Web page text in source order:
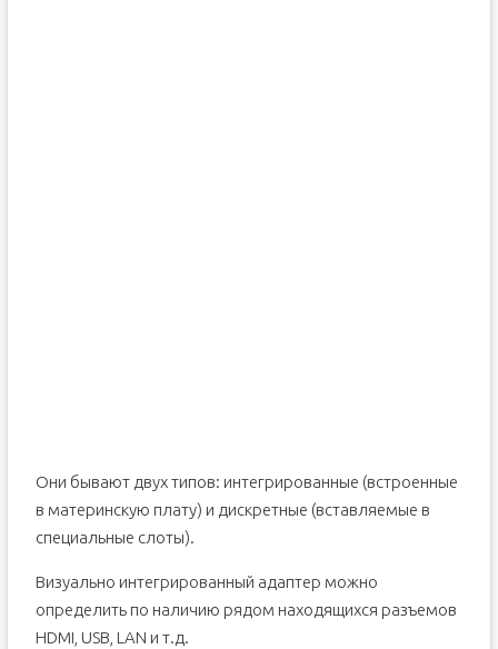
Они бывают двух типов: интегрированные (встроенные
в материнскую плату) и дискретные (вставляемые в
специальные слоты).
Визуально интегрированный адаптер можно
определить по наличию рядом находящихся разъемов
HDMI, USB, LAN и т.д.